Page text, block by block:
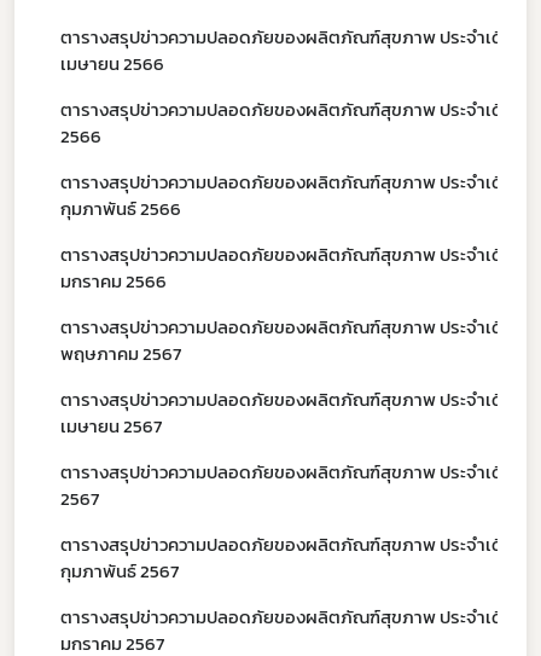
ตารางสรุปข่าวความปลอดภัยของผลิตภัณฑ์สุขภาพ ประจำเดือน
เมษายน 2566
ตารางสรุปข่าวความปลอดภัยของผลิตภัณฑ์สุขภาพ ประจำเดือน
2566
ตารางสรุปข่าวความปลอดภัยของผลิตภัณฑ์สุขภาพ ประจำเดือน
กุมภาพันธ์ 2566
ตารางสรุปข่าวความปลอดภัยของผลิตภัณฑ์สุขภาพ ประจำเดือน
มกราคม 2566
ตารางสรุปข่าวความปลอดภัยของผลิตภัณฑ์สุขภาพ ประจำเดือน
พฤษภาคม 2567
ตารางสรุปข่าวความปลอดภัยของผลิตภัณฑ์สุขภาพ ประจำเดือน
เมษายน 2567
ตารางสรุปข่าวความปลอดภัยของผลิตภัณฑ์สุขภาพ ประจำเดือน
2567
ตารางสรุปข่าวความปลอดภัยของผลิตภัณฑ์สุขภาพ ประจำเดือน
กุมภาพันธ์ 2567
ตารางสรุปข่าวความปลอดภัยของผลิตภัณฑ์สุขภาพ ประจำเดือน
มกราคม 2567
Subscribe